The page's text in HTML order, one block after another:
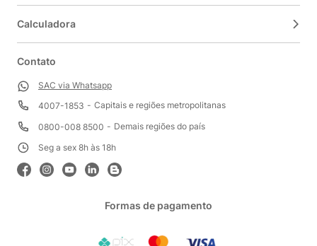
Calculadora
Contato
SAC via Whatsapp
4007-1853
Capitais e regiões metropolitanas
0800-008 8500
Demais regiões do país
Seg a sex 8h às 18h
Formas de pagamento